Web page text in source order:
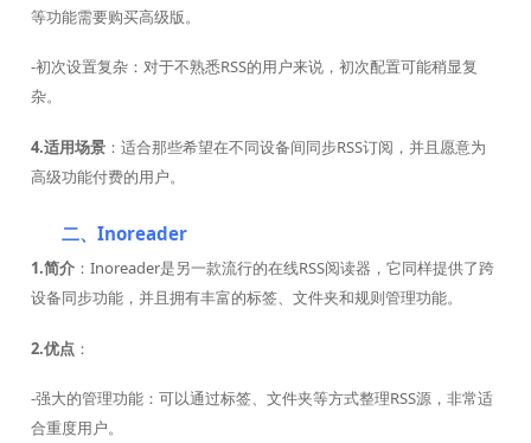
等功能需要购买高级版。
-初次设置复杂：对于不熟悉RSS的用户来说，初次配置可能稍显复
杂。
4.适用场景：适合那些希望在不同设备间同步RSS订阅，并且愿意为
高级功能付费的用户。
二、Inoreader
1.简介：Inoreader是另一款流行的在线RSS阅读器，它同样提供了跨
设备同步功能，并且拥有丰富的标签、文件夹和规则管理功能。
2.优点：
-强大的管理功能：可以通过标签、文件夹等方式整理RSS源，非常适
合重度用户。